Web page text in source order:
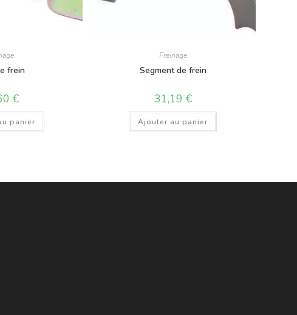
frein
€
panier
Freinage
Segment de frein
31,19 €
Ajouter au panier